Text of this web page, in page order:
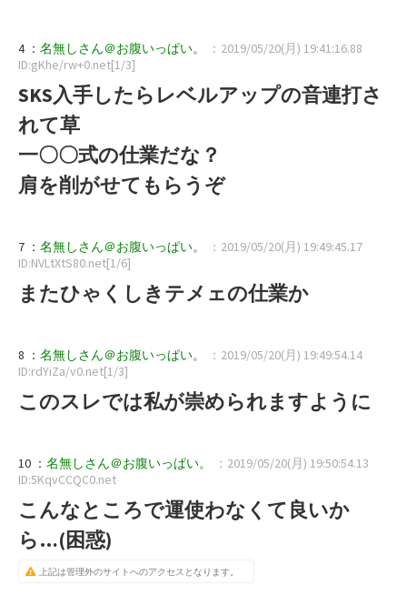
4 ： 名無しさん＠お腹いっぱい。
：2019/05/20(月) 19:41:16.88
ID:gKhe/rw+0.net[1/3]
SKS入手したらレベルアップの音連打さ
れて草
一〇〇式の仕業だな？
肩を削がせてもらうぞ
7 ： 名無しさん＠お腹いっぱい。
：2019/05/20(月) 19:49:45.17
ID:NVLtXtS80.net[1/6]
またひゃくしきテメェの仕業か
8 ： 名無しさん＠お腹いっぱい。
：2019/05/20(月) 19:49:54.14
ID:rdYiZa/v0.net[1/3]
このスレでは私が崇められますように
10 ： 名無しさん＠お腹いっぱい。
：2019/05/20(月) 19:50:54.13
ID:5KqvCCQC0.net
こんなところで運使わなくて良いか
ら…(困惑)
上記は管理外のサイトへのアクセスとなります。